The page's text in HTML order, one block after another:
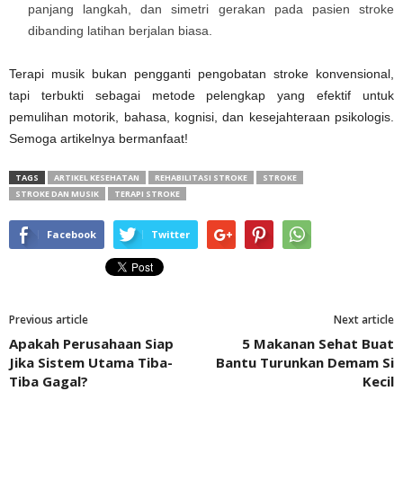
panjang langkah, dan simetri gerakan pada pasien stroke
dibanding latihan berjalan biasa.
Terapi musik bukan pengganti pengobatan stroke konvensional,
tapi terbukti sebagai metode pelengkap yang efektif untuk
pemulihan motorik, bahasa, kognisi, dan kesejahteraan psikologis.
Semoga artikelnya bermanfaat!
TAGS ARTIKEL KESEHATAN REHABILITASI STROKE
STROKE
STROKE DAN MUSIK
TERAPI STROKE
Facebook Twitter
Previous article
Apakah Perusahaan Siap
Jika Sistem Utama Tiba-
Tiba Gagal?
Next article
5 Makanan Sehat Buat
Bantu Turunkan Demam Si
Kecil